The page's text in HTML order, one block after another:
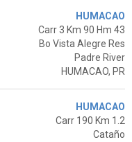
HUMACAO
Carr 3 Km 90 Hm 43
Bo Vista Alegre Res
Padre River
HUMACAO, PR
HUMACAO
Carr 190 Km 1.2
Cataño